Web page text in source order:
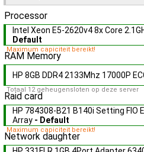
Processor
Intel Xeon E5-2620v4 8x Core
Default
Maximum capiciteit bereikt!
RAM Memory
HP 8GB DDR4 2133Mhz 17000P
Totaal 12 geheugensloten op deze server
Raid card
HP 784308-B21 B140i Setting FIO
Array - Default
Maximum capiciteit bereikt!
Network daughter